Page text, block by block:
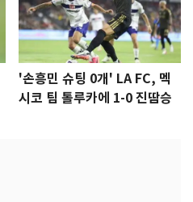
'손흥민 슈팅 0개' LA FC, 멕
시코 팀 톨루카에 1-0 진땀승